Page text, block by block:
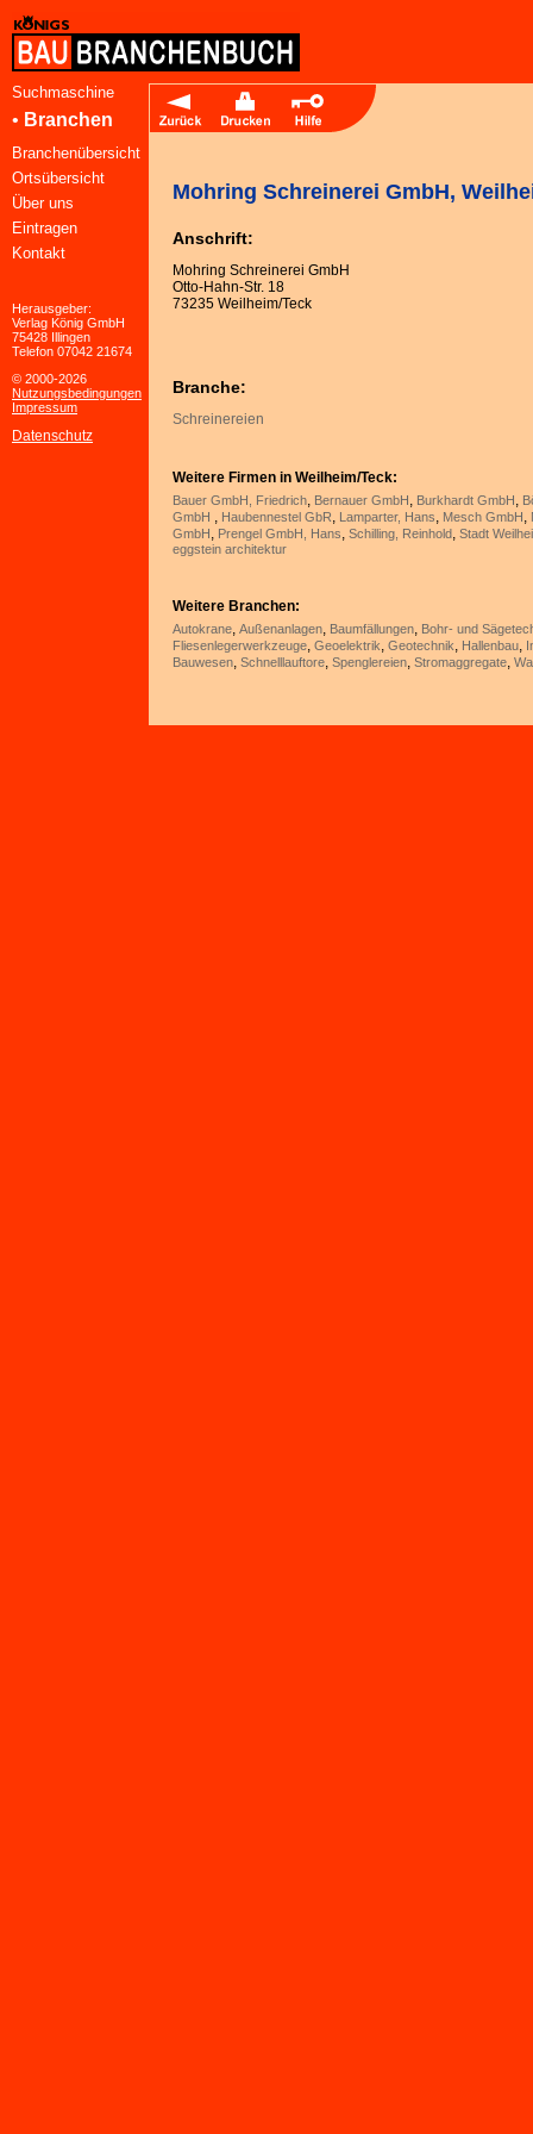
Suchmaschine
• Branchen
Branchenübersicht
Ortsübersicht
Über uns
Eintragen
Kontakt
Herausgeber:
Verlag König GmbH
75428 Illingen
Telefon 07042 21674
© 2000-2026
Nutzungsbedingungen
Impressum
Datenschutz
Mohring Schreinerei GmbH,
Anschrift:
Mohring Schreinerei GmbH
Otto-Hahn-Str. 18
73235 Weilheim/Teck
Branche:
Schreinereien
Weitere Firmen in Weilheim/Teck:
Bauer GmbH, Friedrich, Bernauer GmbH, Burkhardt GmbH,
GmbH , Haubennestel GbR, Lamparter, Hans, Mesch GmbH,
GmbH, Prengel GmbH, Hans, Schilling, Reinhold, Stadt
eggstein architektur
Weitere Branchen:
Autokrane, Außenanlagen, Baumfällungen, Bohr- und
Fliesenlegerwerkzeuge, Geoelektrik, Geotechnik, Hallenbau,
Bauwesen, Schnelllauftore, Spenglereien, Stromaggregate,